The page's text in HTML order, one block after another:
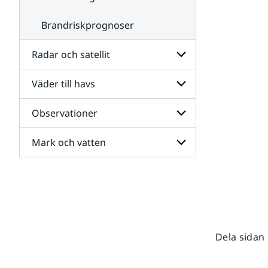
Brandriskprognoser
Radar och satellit
Undersidor
för
Radar
och
satellit
Väder till havs
Undersidor
för
Väder
till
havs
Observationer
Undersidor
för
Mark och vatten
Dela sidan